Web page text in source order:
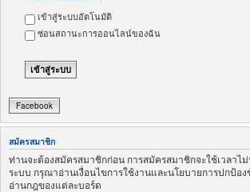
เข้าสู่ระบบอัตโนมัติ
ซ่อนสถานะการออนไลน์ของฉัน
Facebook
สมัครสมาชิก
ท่านจะต้องสมัครสมาชิกก่อน การสมัครสมาชิกจะใช้เวลาไ
ระบบ กรุณาอ่านเงื่อนไขการใช้งานและนโยบายการปกป้อ
อ่านกฎของแต่ละบอร์ด